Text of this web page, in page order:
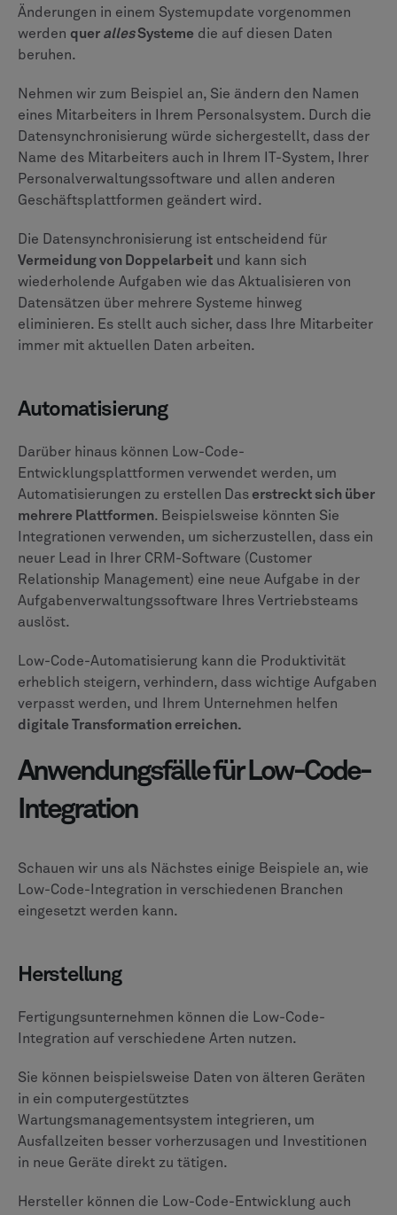
Änderungen in einem Systemupdate vorgenommen
werden quer allesSysteme die auf diesen Daten
beruhen.
Nehmen wir zum Beispiel an, Sie ändern den Namen
eines Mitarbeiters in Ihrem Personalsystem. Durch die
Datensynchronisierung würde sichergestellt, dass der
Name des Mitarbeiters auch in Ihrem IT-System, Ihrer
Personalverwaltungssoftware und allen anderen
Geschäftsplattformen geändert wird.
Die Datensynchronisierung ist entscheidend für
Vermeidung von Doppelarbeit und kann sich
wiederholende Aufgaben wie das Aktualisieren von
Datensätzen über mehrere Systeme hinweg
eliminieren. Es stellt auch sicher, dass Ihre Mitarbeiter
immer mit aktuellen Daten arbeiten.
Automatisierung
Darüber hinaus können Low-Code-
Entwicklungsplattformen verwendet werden, um
Automatisierungen zu erstellen Das erstreckt sich über
mehrere Plattformen. Beispielsweise könnten Sie
Integrationen verwenden, um sicherzustellen, dass ein
neuer Lead in Ihrer CRM-Software (Customer
Relationship Management) eine neue Aufgabe in der
Aufgabenverwaltungssoftware Ihres Vertriebsteams
auslöst.
Low-Code-Automatisierung kann die Produktivität
erheblich steigern, verhindern, dass wichtige Aufgaben
verpasst werden, und Ihrem Unternehmen helfen
digitale Transformation erreichen.
Anwendungsfälle für Low-Code-
Integration
Schauen wir uns als Nächstes einige Beispiele an, wie
Low-Code-Integration in verschiedenen Branchen
eingesetzt werden kann.
Herstellung
Fertigungsunternehmen können die Low-Code-
Integration auf verschiedene Arten nutzen.
Sie können beispielsweise Daten von älteren Geräten
in ein computergestütztes
Wartungsmanagementsystem integrieren, um
Ausfallzeiten besser vorherzusagen und Investitionen
in neue Geräte direkt zu tätigen.
Hersteller können die Low-Code-Entwicklung auch